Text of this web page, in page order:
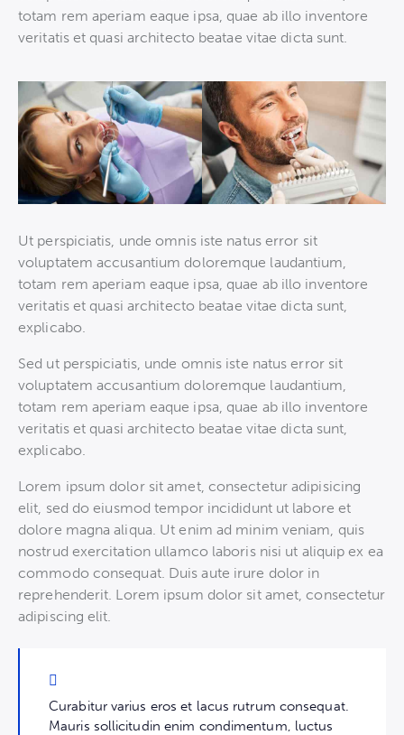
totam rem aperiam eaque ipsa, quae ab illo inventore
veritatis et quasi architecto beatae vitae dicta sunt.
Ut perspiciatis, unde omnis iste natus error sit
voluptatem accusantium doloremque laudantium,
totam rem aperiam eaque ipsa, quae ab illo inventore
veritatis et quasi architecto beatae vitae dicta sunt,
explicabo.
Sed ut perspiciatis, unde omnis iste natus error sit
voluptatem accusantium doloremque laudantium,
totam rem aperiam eaque ipsa, quae ab illo inventore
veritatis et quasi architecto beatae vitae dicta sunt,
explicabo.
Lorem ipsum dolor sit amet, consectetur adipisicing
elit, sed do eiusmod tempor incididunt ut labore et
dolore magna aliqua. Ut enim ad minim veniam, quis
nostrud exercitation ullamco laboris nisi ut aliquip ex ea
commodo consequat. Duis aute irure dolor in
reprehenderit. Lorem ipsum dolor sit amet, consectetur
adipiscing elit.
Curabitur varius eros et lacus rutrum consequat.
Mauris sollicitudin enim condimentum, luctus